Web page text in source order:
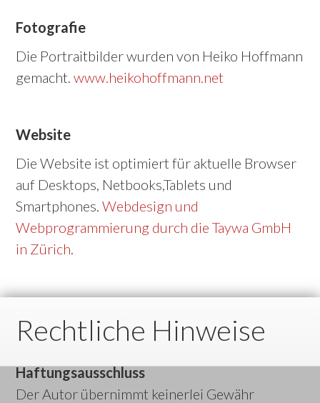
Fotografie
Die Portraitbilder wurden von Heiko Hoffmann
gemacht.www.heikohoffmann.net
Website
Die Website ist optimiert für aktuelle Browser
auf Desktops, Netbooks,Tablets und
Smartphones.Webdesign und
Webprogrammierung durch die Taywa GmbH
in Zürich.
Rechtliche Hinweise
Haftungsausschluss
Der Autor übernimmt keinerlei Gewähr